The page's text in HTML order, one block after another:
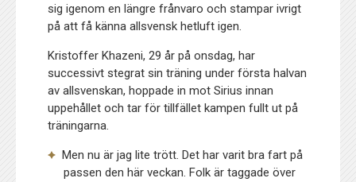
sig igenom en längre frånvaro och stampar ivrigt
på att få känna allsvensk hetluft igen.
Kristoffer Khazeni, 29 år på onsdag, har
successivt stegrat sin träning under första halvan
av allsvenskan, hoppade in mot Sirius innan
uppehållet och tar för tillfället kampen fullt ut på
träningarna.
Men nu är jag lite trött. Det har varit bra fart på
passen den här veckan. Folk är taggade över